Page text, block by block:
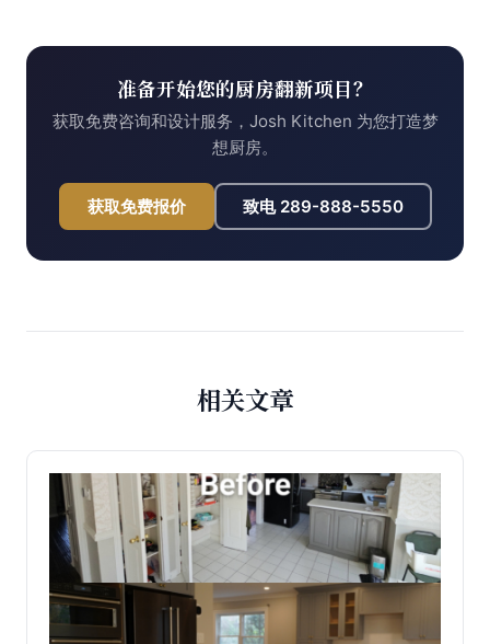
准备开始您的厨房翻新项目？
获取免费咨询和设计服务，Josh Kitchen 为您打造梦
想厨房。
获取免费报价 致电 289-888-5550
相关文章